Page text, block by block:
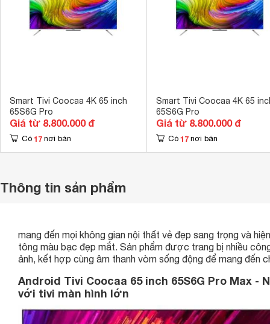
Smart Tivi Coocaa 4K 65 inch
65S6G Pro
Giá từ 8.800.000 đ
Có 17 nơi bán
Smart Tivi Coocaa 4K 65
65S6G Pro
Giá từ 8.800.000 đ
Có 17 nơi bán
Thông tin sản phẩm
mang đến mọi không gian nội thất vẻ đẹp sang trọng và
tông màu bạc đẹp mắt. Sản phẩm được trang bị nhiều
ảnh, kết hợp cùng âm thanh vòm sống động để mang đến
Android Tivi Coocaa 65 inch 65S6G Pro Max
với tivi màn hình lớn